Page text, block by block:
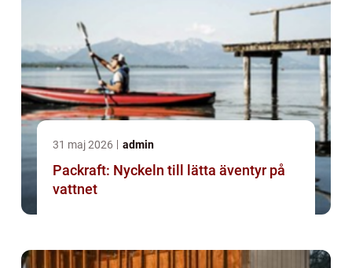
31 maj 2026 admin
Packraft: Nyckeln till lätta äventyr på
vattnet